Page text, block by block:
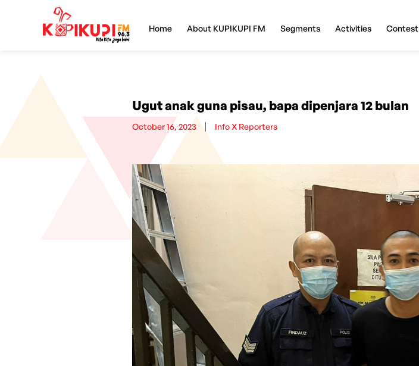
Home About KUPIKUPI FM Segments Activities Contest
Ugut anak guna pisau, bapa dipenjara 12 bulan
October 16, 2023 Info X Reporters